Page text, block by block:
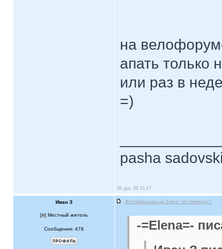
на
апать
или раз в
=)
pasha
09 дек, 09 15:17
Иван З ФотоБарахолка на Zнята: что изменить?
[ ] Местный житель
Сообщения: 478
-=Elena=-